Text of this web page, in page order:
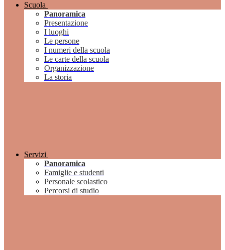
Scuola
Panoramica
Presentazione
I luoghi
Le persone
I numeri della scuola
Le carte della scuola
Organizzazione
La storia
Servizi
Panoramica
Famiglie e studenti
Personale scolastico
Percorsi di studio